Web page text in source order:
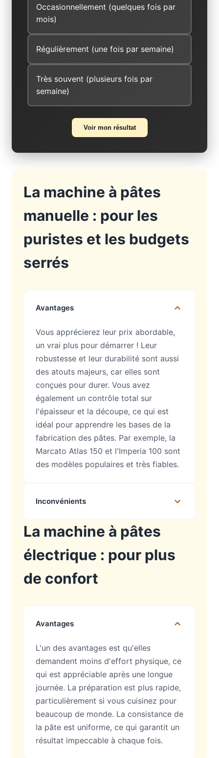
Occasionnellement (quelques fois par
mois)
Régulièrement (une fois par semaine)
Très souvent (plusieurs fois par
semaine)
Voir mon résultat
La machine à pâtes
manuelle : pour les
puristes et les budgets
serrés
Avantages
Vous apprécierez leur prix abordable,
un vrai plus pour démarrer ! Leur
robustesse et leur durabilité sont aussi
des atouts majeurs, car elles sont
conçues pour durer. Vous avez
également un contrôle total sur
l'épaisseur et la découpe, ce qui est
idéal pour apprendre les bases de la
fabrication des pâtes. Par exemple, la
Marcato Atlas 150 et l'Imperia 100 sont
des modèles populaires et très fiables.
Inconvénients
La machine à pâtes
électrique : pour plus
de confort
Avantages
L'un des avantages est qu'elles
demandent moins d'effort physique, ce
qui est appréciable après une longue
journée. La préparation est plus rapide,
particulièrement si vous cuisinez pour
beaucoup de monde. La consistance de
la pâte est uniforme, ce qui garantit un
résultat impeccable à chaque fois.